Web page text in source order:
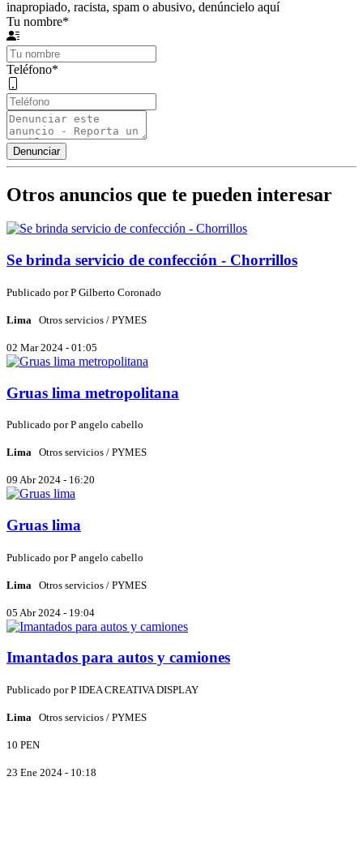
inapropiado, racista, spam o abusivo, denúncielo aquí
Tu nombre*
Teléfono*
Otros anuncios que te pueden interesar
Se brinda servicio de confección - Chorrillos
Publicado porP Gilberto Coronado
Lima Otros servicios / PYMES
02 Mar 2024 - 01:05
Gruas lima metropolitana
Publicado porP angelo cabello
Lima Otros servicios / PYMES
09 Abr 2024 - 16:20
Gruas lima
Publicado porP angelo cabello
Lima Otros servicios / PYMES
05 Abr 2024 - 19:04
Imantados para autos y camiones
Publicado porP IDEA CREATIVA DISPLAY
Lima Otros servicios / PYMES
10 PEN
23 Ene 2024 - 10:18